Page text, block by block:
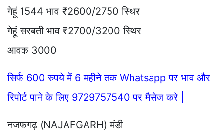
गेहूं 1544 भाव ₹2600/2750 स्थिर
गेहूं सरबती भाव ₹2700/3200 स्थिर
आवक 3000
सिर्फ 600 रुपये में 6 महीने तक Whatsapp पर भाव और
रिपोर्ट पाने के लिए 9729757540 पर मैसेज करे |
नजफगढ़ (NAJAFGARH) मंडी